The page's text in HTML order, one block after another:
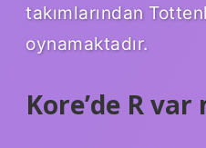
takımlarından
oynamaktadır.
Kore’de R var